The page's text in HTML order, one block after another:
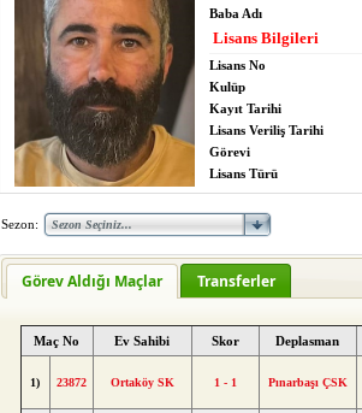
Baba Adı
Lisans Bilgileri
Lisans No
Kulüp
Kayıt Tarihi
Lisans Veriliş Tarihi
Görevi
Lisans Türü
Sezon:
Görev Aldığı Maçlar Transferler
Maç No Ev Sahibi Skor Deplasman
1) 23872 Ortaköy SK 1 - 1 Pınarbaşı ÇSK